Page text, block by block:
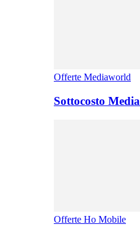
Offerte Mediaworld
Sottocosto
Offerte Ho Mobile